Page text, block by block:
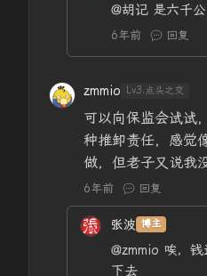
@胡记 是六千公
6年前 回复
zmmio Lv3.点头之交
可以向保监会试试
种推卸责任，感觉
做，但老子又说我
6年前 回复
张波 博主
@zmmio 唉，钱
下去